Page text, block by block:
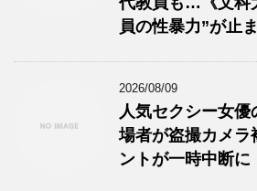
員の性暴力”が止
2026/08/09
人気セクシー女
場者が盗撮カメ
ントが一時中断に